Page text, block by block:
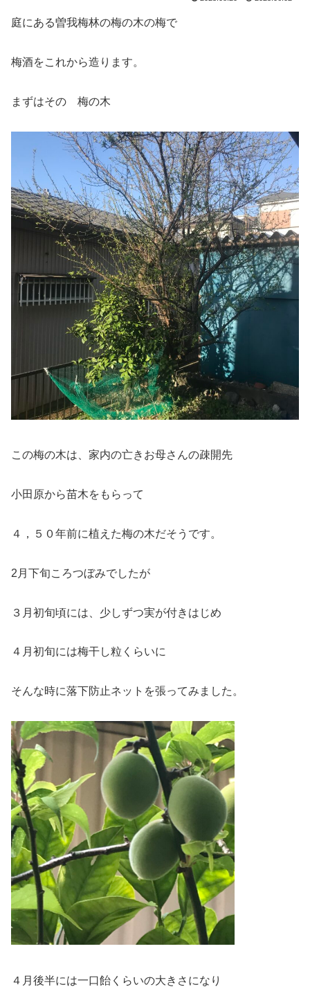
庭にある曽我梅林の梅の木の梅で
梅酒をこれから造ります。
まずはその 梅の木
この梅の木は、家内の亡きお母さんの疎開先
小田原から苗木をもらって
４，５０年前に植えた梅の木だそうです。
2月下旬ころつぼみでしたが
３ 月 初旬頃には、少しずつ実が付き はじめ
４月初旬には梅干し粒くらいに
そんな時に落下防止ネットを張ってみました。
４月後半には一口飴くらいの大きさになり